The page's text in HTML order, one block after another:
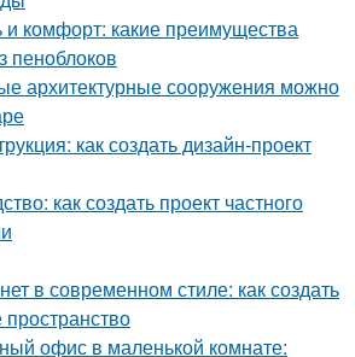
комфорт: какие преимущества
пеноблоков
архитектурные сооружения можно
как создать дизайн-проект
как создать проект частного
в современном стиле: как создать
офис в маленькой комнате: